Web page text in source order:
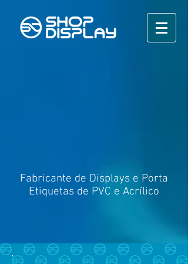
Fabricante de Displays e Porta
Etiquetas de PVC e Acrílico